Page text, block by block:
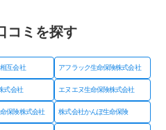
コミを探す
互会社 アフラック生命保険株式会社
式会社 エヌエヌ生命保険株式会社
保険株式会社 株式会社かんぽ生命保険